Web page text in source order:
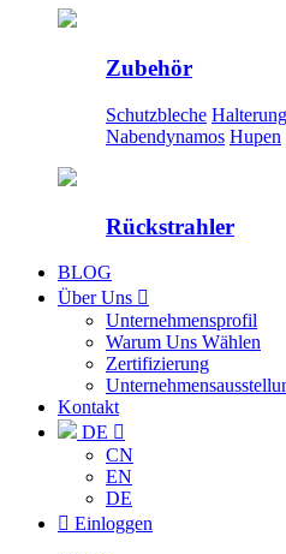
Zubehör
Schutzbleche
Nabendynamos Hupen
Rückstrahler
BLOG
Über Uns 
Unternehmensprofil
Warum Uns Wählen
Zertifizierung
Kontakt
DE 
CN
EN
DE
 Einloggen